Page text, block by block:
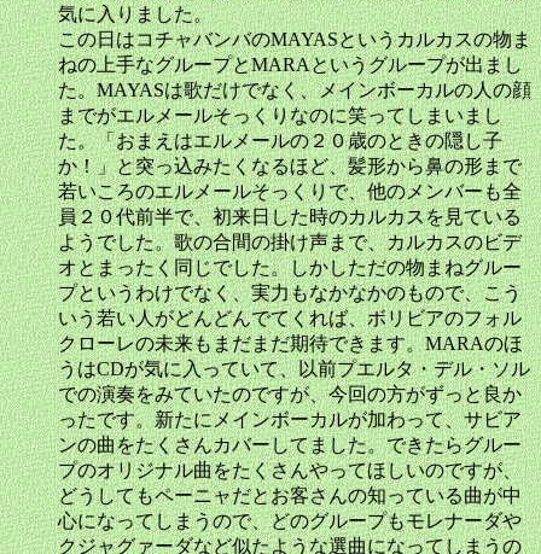
気に入りました。
この日はコチャバンバのMAYASというカルカスの物ま
ねの上手なグループとMARAというグループが出まし
た。MAYASは歌だけでなく、メインボーカルの人の顔
までがエルメールそっくりなのに笑ってしまいまし
た。「おまえはエルメールの２０歳のときの隠し子
か！」と突っ込みたくなるほど、髪形から鼻の形まで
若いころのエルメールそっくりで、他のメンバーも全
員２０代前半で、初来日した時のカルカスを見ている
ようでした。歌の合間の掛け声まで、カルカスのビデ
オとまったく同じでした。しかしただの物まねグルー
プというわけでなく、実力もなかなかのもので、こう
いう若い人がどんどんでてくれば、ボリビアのフォル
クローレの未来もまだまだ期待できます。MARAのほ
うはCDが気に入っていて、以前プエルタ・デル・ソル
での演奏をみていたのですが、今回の方がずっと良か
ったです。新たにメインボーカルが加わって、サビア
ンの曲をたくさんカバーしてました。できたらグルー
プのオリジナル曲をたくさんやってほしいのですが、
どうしてもペーニャだとお客さんの知っている曲が中
心になってしまうので、どのグループもモレナーダや
クジャグァーダなど似たような選曲になってしまうの